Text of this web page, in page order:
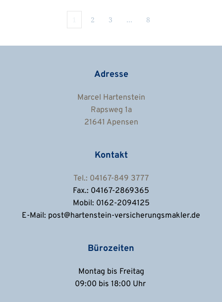
2 3 … 8
Adresse
Marcel Hartenstein
Rapsweg 1a
21641 Apensen
Kontakt
Tel.: 04167-849 3777
Fax.: 04167-2869365
Mobil: 0162-2094125
E-Mail: post@hartenstein-versicherungsmakler.de
Bürozeiten
Montag bis Freitag
09:00 bis 18:00 Uhr